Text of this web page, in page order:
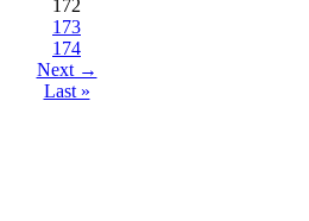
172
173
174
Next →
Last »